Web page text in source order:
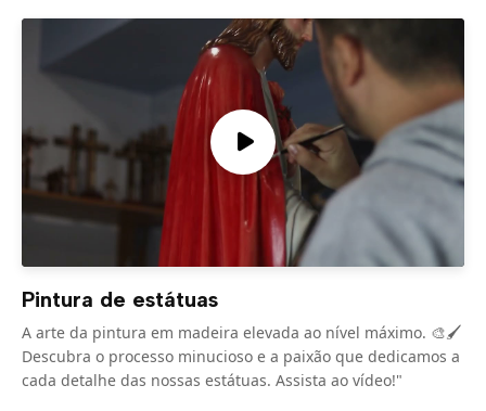
Pintura de estátuas
A arte da pintura em madeira elevada ao nível máximo. 🎨🖌️
Descubra o processo minucioso e a paixão que dedicamos a
cada detalhe das nossas estátuas. Assista ao vídeo!"